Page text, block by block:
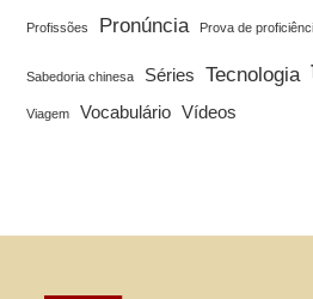
Profissões Pronúncia Prova de
Sabedoria chinesa Séries Tecnologia
Viagem Vocabulário Vídeos